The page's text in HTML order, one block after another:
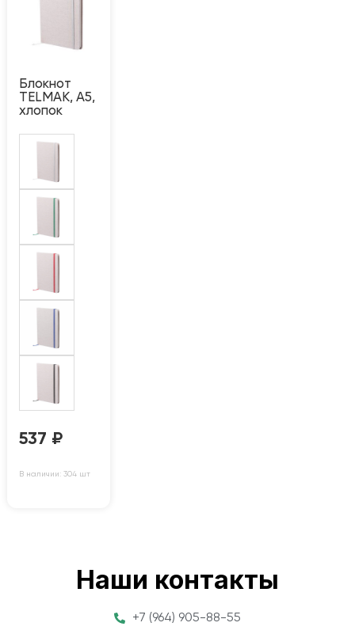
Блокнот
TELMAK, A5,
хлопок
537 ₽
В наличии: 304 шт
Наши контакты
+7 (964) 905-88-55